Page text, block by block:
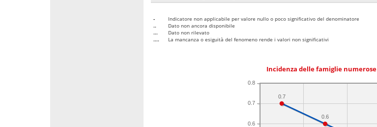
-
Indicatore non applicabile per valore nullo o poco significativo del denominatore
..
Dato non ancora disponibile
...
Dato non rilevato
....
La mancanza o esiguità del fenomeno rende i valori non significativi
Incidenza delle famiglie numerose
0.6
0.7
0.8
0.6
0.7